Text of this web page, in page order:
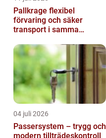
Pallkrage flexibel
förvaring och säker
transport i samma
04 juli 2026
Passersystem – trygg och
modern tillträdeskontroll